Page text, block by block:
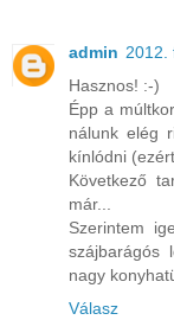
admin 2012.
Hasznos! :-)
Épp a
nálunk elég
kínlódni
Következő
már...
Szerintem
nagy
Válasz